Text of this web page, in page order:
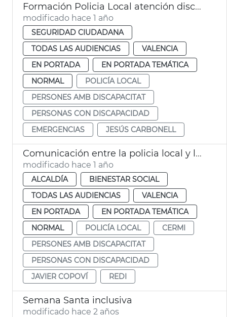
Formación Policia Local atención discapacidad en emergencias València
modificado hace 1 año
SEGURIDAD CIUDADANA
TODAS LAS AUDIENCIAS
VALENCIA
EN PORTADA
EN PORTADA TEMÁTICA
NORMAL
POLICÍA LOCAL
PERSONES AMB DISCAPACITAT
PERSONAS CON DISCAPACIDAD
EMERGENCIAS
JESÚS CARBONELL
Comunicación entre la policia local y las personas discapacitadas València
modificado hace 1 año
ALCALDÍA
BIENESTAR SOCIAL
TODAS LAS AUDIENCIAS
VALENCIA
EN PORTADA
EN PORTADA TEMÁTICA
NORMAL
POLICÍA LOCAL
CERMI
PERSONES AMB DISCAPACITAT
PERSONAS CON DISCAPACIDAD
JAVIER COPOVÍ
REDI
Semana Santa inclusiva
modificado hace 2 años